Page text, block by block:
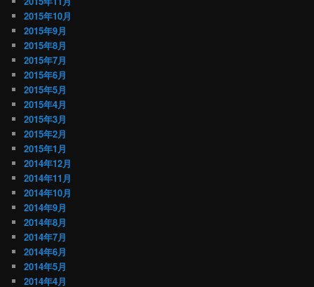
2015年10月
2015年9月
2015年8月
2015年7月
2015年6月
2015年5月
2015年4月
2015年3月
2015年2月
2015年1月
2014年12月
2014年11月
2014年10月
2014年9月
2014年8月
2014年7月
2014年6月
2014年5月
2014年4月